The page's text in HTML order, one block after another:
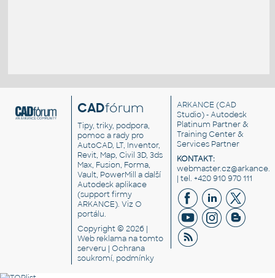
CADfórum
Tipy, triky, podpora,
pomoc a rady pro
AutoCAD, LT, Inventor,
Revit, Map, Civil 3D, 3ds
Max, Fusion, Forma,
Vault, PowerMill a další
Autodesk aplikace
(support firmy
ARKANCE). VizO
portálu.
Copyright © 2026 |
Web reklama na tomto
serveru |Ochrana
soukromí, podmínky
ARKANCE (CAD
Studio) - Autodesk
Platinum Partner &
Training Center &
Services Partner
KONTAKT:
| tel. +420 910 970 111